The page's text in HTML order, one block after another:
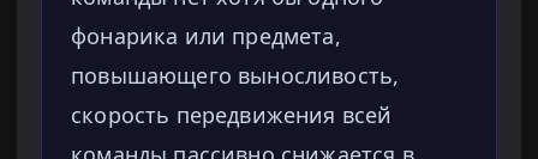
фонарика или предмета,
повышающего выносливость,
скорость передвижения всей